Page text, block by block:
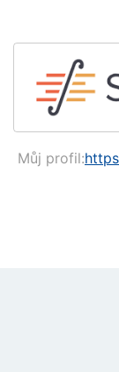
Můj profil: